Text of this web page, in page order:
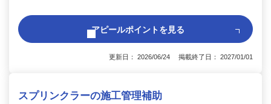
アピールポイントを見る
更新日： 2026/06/24 掲載終了日： 2027/01/01
スプリンクラーの施工管理補助